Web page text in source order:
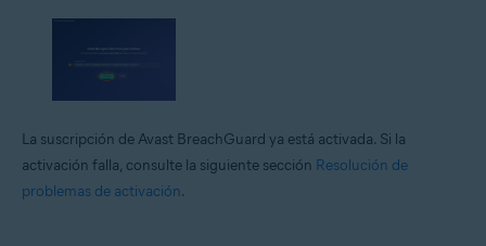
La suscripción de Avast BreachGuard ya está activada. Si la
activación falla, consulte la siguiente sección Resolución de
problemas de activación.